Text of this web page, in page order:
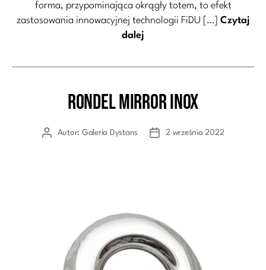
forma, przypominająca okrągły totem, to efekt
zastosowania innowacyjnej technologii FiDU […] Czytaj
dalej
Kategorie
RONDEL Mirror Inox
AutorAutor: Galeria Dystans
Data2 września 2022